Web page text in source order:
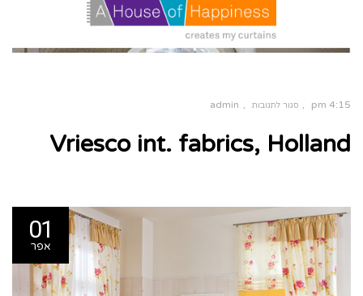
4:15 pm סגור לתגובות
Vriesco
int.
fabrics,
admin
Vriesco int. fabrics, Holland
01
אפר